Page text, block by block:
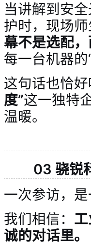
当讲解到安
护时，现场
幕不是选配
每一台机器的
这句话也恰
度”这一独特
温暖。
03 骁锐
一次参访，是
我们相信：
诚的对话里。